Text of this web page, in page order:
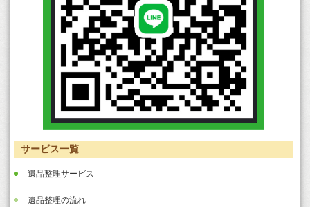
サービス一覧
遺品整理サービス
遺品整理の流れ